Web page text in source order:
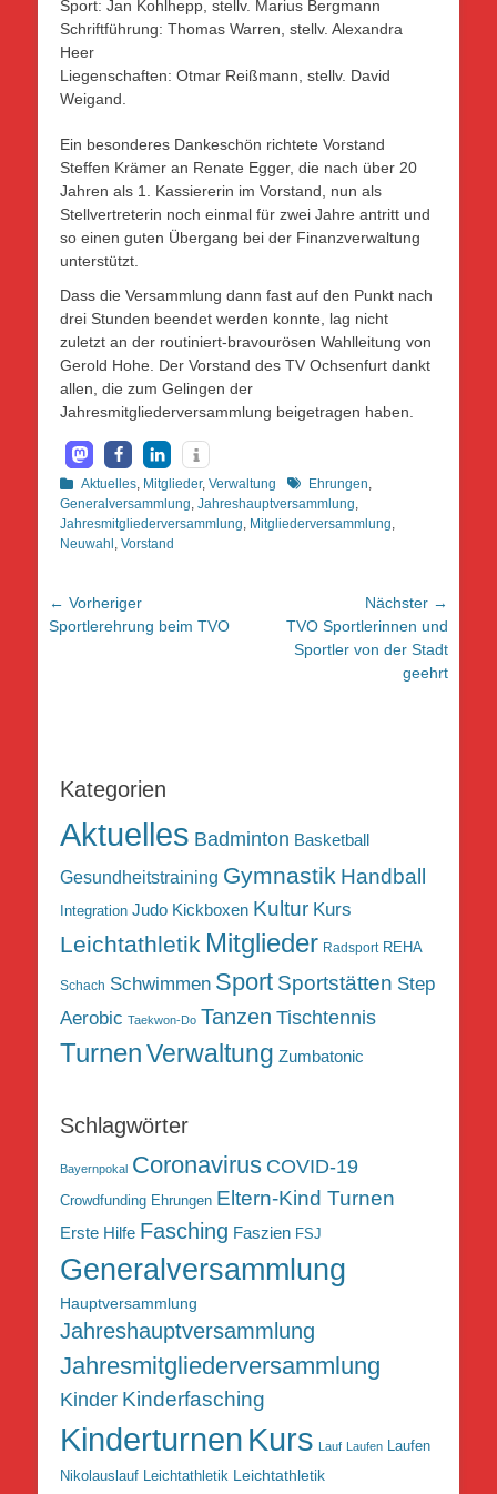
Sport: Jan Kohlhepp, stellv. Marius Bergmann
Schriftführung: Thomas Warren, stellv. Alexandra
Heer
Liegenschaften: Otmar Reißmann, stellv. David
Weigand.
Ein besonderes Dankeschön richtete Vorstand
Steffen Krämer an Renate Egger, die nach über 20
Jahren als 1. Kassiererin im Vorstand, nun als
Stellvertreterin noch einmal für zwei Jahre antritt und
so einen guten Übergang bei der Finanzverwaltung
unterstützt.
Dass die Versammlung dann fast auf den Punkt nach
drei Stunden beendet werden konnte, lag nicht
zuletzt an der routiniert-bravourösen Wahlleitung von
Gerold Hohe. Der Vorstand des TV Ochsenfurt dankt
allen, die zum Gelingen der
Jahresmitgliederversammlung beigetragen haben.
Kategorien
Aktuelles Mitglieder, Verwaltung Schlagworte
Ehrungen
Generalversammlung Jahreshauptversammlung
Jahresmitgliederversammlung Mitgliederversammlung
Neuwahl Vorstand
Beitragsnavigation
← Vorheriger
Vorheriger
Sportlerehrung beim TVO
Nächster →
Nächster
Beitrag:
TVO Sportlerinnen und
Sportler von der Stadt
geehrt
Kategorien
Aktuelles Badminton Basketball
Gesundheitstraining Gymnastik Handball
Integration Judo Kickboxen Kultur Kurs
Leichtathletik Mitglieder Radsport REHA
Schach Schwimmen Sport Sportstätten Step
Aerobic Taekwon-Do Tanzen Tischtennis
TurnenVerwaltung Zumbatonic
Schlagwörter
Bayernpokal Coronavirus COVID-19
Crowdfunding Ehrungen Eltern-Kind Turnen
Erste Hilfe Fasching Faszien FSJ
Generalversammlung
Hauptversammlung
Jahreshauptversammlung
Jahresmitgliederversammlung
Kinder Kinderfasching
Kinderturnen Kurs Lauf Laufen
Laufen
Nikolauslauf Leichtathletik Leichtathletik